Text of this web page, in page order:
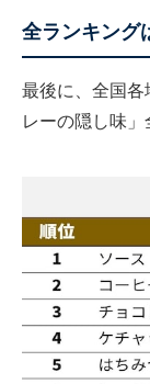
全ランキング
最後に、全国各
レーの隠し味」